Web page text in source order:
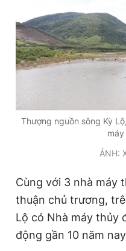
Thượng nguồn sông Kỳ
ẢNH:
Cùng với 3 nhà máy
thuận chủ trương,
Lộ có Nhà máy thủy
động gần 10 năm